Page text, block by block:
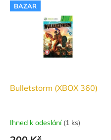
BAZAR
Bulletstorm (XBOX 360)
Ihned k odeslání (1 ks)